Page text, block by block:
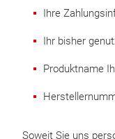
Ihre
Ihr bisher
Produktname
Soweit Sie uns